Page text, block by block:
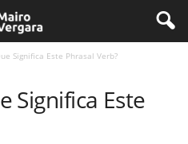
Significa Este Phrasal Verb?
Significa Este